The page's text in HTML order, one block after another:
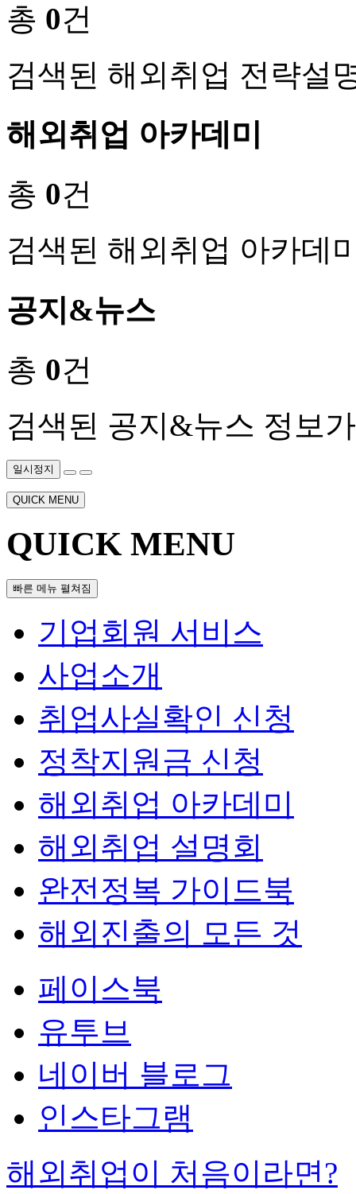
총 0건
검색된 해외취업 전략설
해외취업 아카데미
총 0건
검색된 해외취업 아카데
공지&뉴스
총 0건
검색된 공지&뉴스 정보
일시정지
QUICK MENU
QUICK MENU
빠른 메뉴 펼쳐짐
기업회원 서비스
사업소개
취업사실확인 신청
정착지원금 신청
해외취업 아카데미
해외취업 설명회
완전정복 가이드북
해외진출의 모든 것
페이스북
유투브
네이버 블로그
인스타그램
해외취업이 처음이라면?